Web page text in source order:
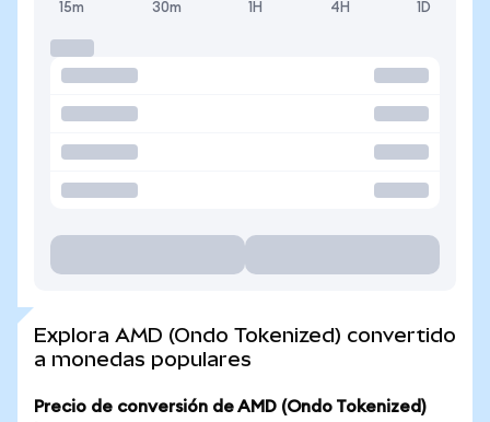
15m 30m 1H 4H 1D
Explora AMD (Ondo Tokenized) convertido
a monedas populares
Precio de conversión de AMD (Ondo Tokenized)